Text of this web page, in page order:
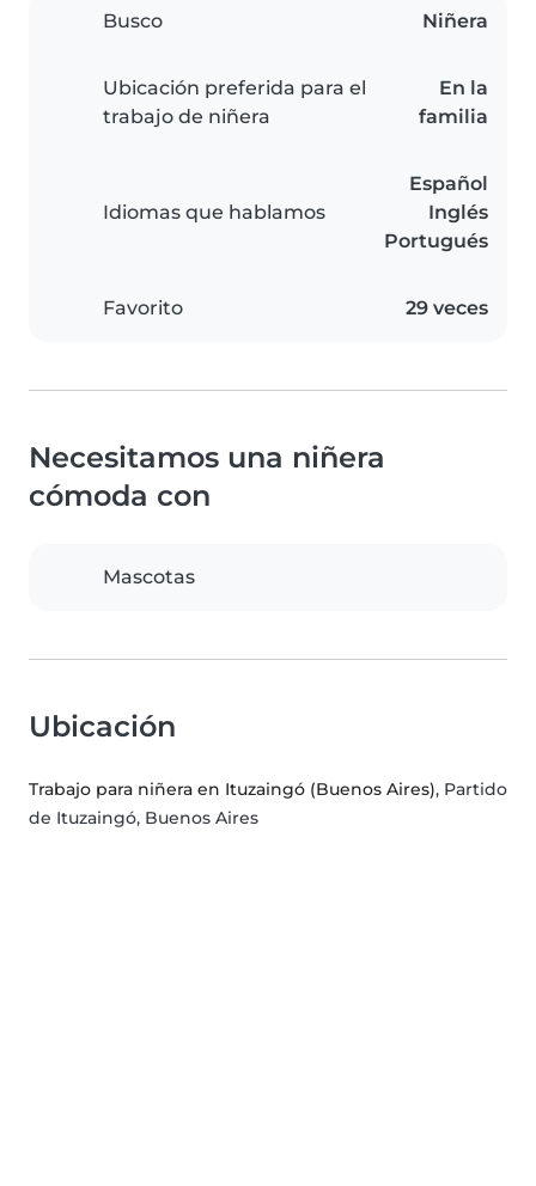
Busco Niñera
Ubicación preferida para el
trabajo de niñera
En la
familia
Idiomas que hablamos
Español
Inglés
Portugués
Favorito 29 veces
Necesitamos una niñera
cómoda con
Mascotas
Ubicación
Trabajo para niñera en Ituzaingó (Buenos Aires), Partido
de Ituzaingó, Buenos Aires